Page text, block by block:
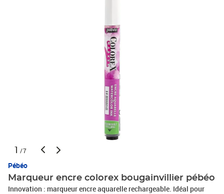
1 /7
Pébéo
Marqueur encre colorex bougainvillier pébéo
Innovation : marqueur encre aquarelle rechargeable. Idéal pour